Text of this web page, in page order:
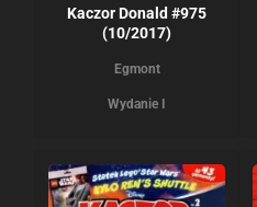
Kaczor Donald #975
(10/2017)
Egmont
Wydanie I